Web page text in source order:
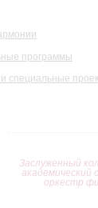
программы
специальные
Заслуженный
академический
оркестр